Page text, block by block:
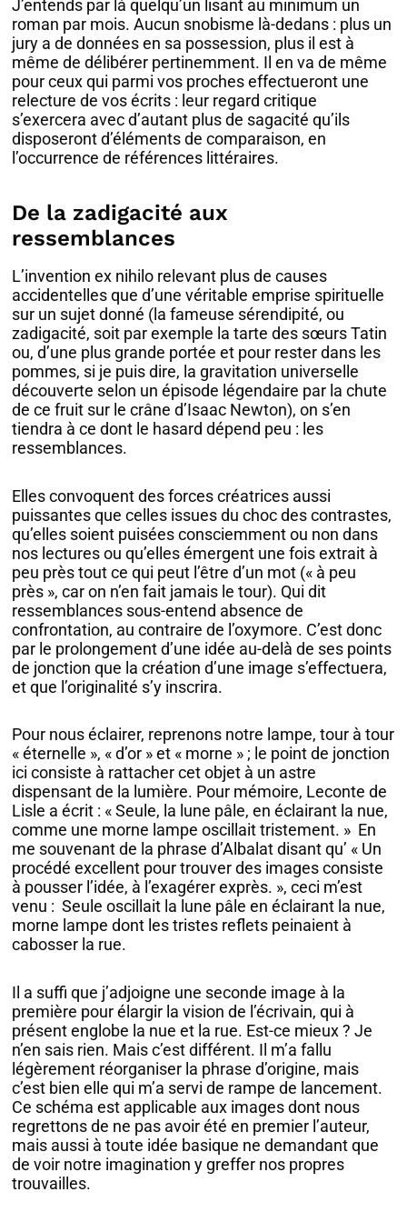
J’entends par là quelqu’un lisant au minimum un
roman par mois. Aucun snobisme là-dedans : plus un
jury a de données en sa possession, plus il est à
même de délibérer pertinemment. Il en va de même
pour ceux qui parmi vos proches effectueront une
relecture de vos écrits : leur regard critique
s’exercera avec d’autant plus de sagacité qu’ils
disposeront d’éléments de comparaison, en
l’occurrence de références littéraires.
De la zadigacité aux
ressemblances
L’invention ex nihilo relevant plus de causes
accidentelles que d’une véritable emprise spirituelle
sur un sujet donné (la fameuse sérendipité, ou
zadigacité, soit par exemple la tarte des sœurs Tatin
ou, d’une plus grande portée et pour rester dans les
pommes, si je puis dire, la gravitation universelle
découverte selon un épisode légendaire par la chute
de ce fruit sur le crâne d’Isaac Newton), on s’en
tiendra à ce dont le hasard dépend peu : les
ressemblances.
Elles convoquent des forces créatrices aussi
puissantes que celles issues du choc des contrastes,
qu’elles soient puisées consciemment ou non dans
nos lectures ou qu’elles émergent une fois extrait à
peu près tout ce qui peut l’être d’un mot (« à peu
près », car on n’en fait jamais le tour). Qui dit
ressemblances sous-entend absence de
confrontation, au contraire de l’oxymore. C’est donc
par le prolongement d’une idée au-delà de ses points
de jonction que la création d’une image s’effectuera,
et que l’originalité s’y inscrira.
Pour nous éclairer, reprenons notre lampe, tour à tour
« éternelle », « d’or » et « morne » ; le point de jonction
ici consiste à rattacher cet objet à un astre
dispensant de la lumière. Pour mémoire, Leconte de
Lisle a écrit : « Seule, la lune pâle, en éclairant la nue,
comme une morne lampe oscillait tristement. » En
me souvenant de la phrase d’Albalat disant qu’ « Un
procédé excellent pour trouver des images consiste
à pousser l’idée, à l’exagérer exprès. », ceci m’est
venu : Seule oscillait la lune pâle en éclairant la nue,
morne lampe dont les tristes reflets peinaient à
cabosser la rue.
Il a suffi que j’adjoigne une seconde image à la
première pour élargir la vision de l’écrivain, qui à
présent englobe la nue et la rue. Est-ce mieux ? Je
n’en sais rien. Mais c’est différent. Il m’a fallu
légèrement réorganiser la phrase d’origine, mais
c’est bien elle qui m’a servi de rampe de lancement.
Ce schéma est applicable aux images dont nous
regrettons de ne pas avoir été en premier l’auteur,
mais aussi à toute idée basique ne demandant que
de voir notre imagination y greffer nos propres
trouvailles.